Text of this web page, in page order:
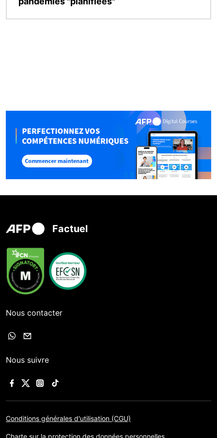
Factuel
Nous contacter
Nous suivre
Conditions générales d'utilisation (CGU)